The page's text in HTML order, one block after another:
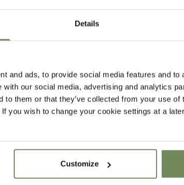
Details
and ads, to provide social media features and
with our social media, advertising and analytics
to them or that they’ve collected from your use
If you wish to change your cookie settings at a
Customize
Varen Kunst Hangplant 100cm
Aanbiedingsprijs
€9,99Normale prijs
€24,99